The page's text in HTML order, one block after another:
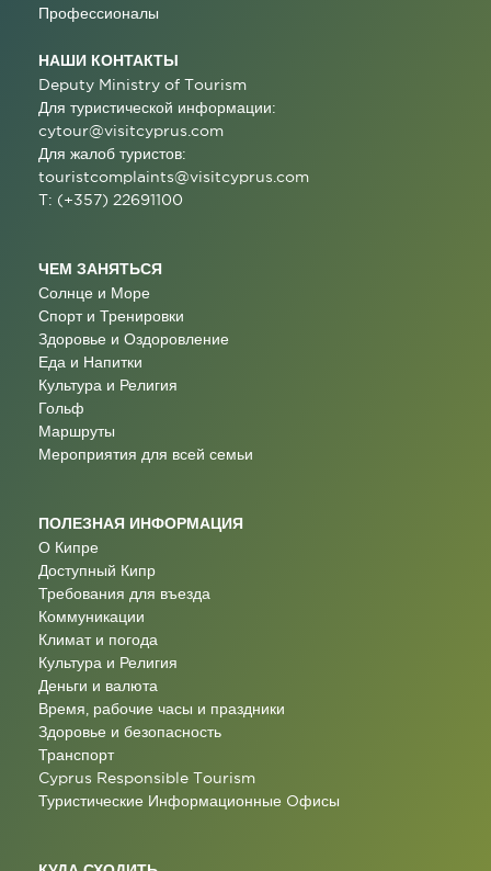
Профессионалы
НАШИ КОНТАКТЫ
Deputy Ministry of Tourism
Для туристической информации:
cytour@visitcyprus.com
Для жалоб туристов:
touristcomplaints@visitcyprus.com
T: (+357) 22691100
ЧЕМ ЗАНЯТЬСЯ
Солнце и Море
Спорт и Тренировки
Здоровье и Оздоровление
Еда и Напитки
Культура и Религия
Гольф
Маршруты
Мероприятия для всей семьи
ПОЛЕЗНАЯ ИНФОРМАЦИЯ
О Кипре
Доступный Кипр
Требования для въезда
Коммуникации
Климат и погода
Культура и Религия
Деньги и валюта
Время, рабочие часы и праздники
Здоровье и безопасность
Транспорт
Cyprus Responsible Tourism
Туристические Информационные Oфисы